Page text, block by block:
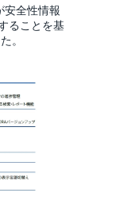
安全性情報
ることを基
。